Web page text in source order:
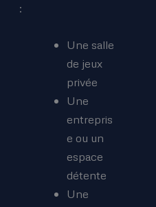
:
Une salle
de jeux
privée
Une
entrepris
e ou un
espace
détente
Une